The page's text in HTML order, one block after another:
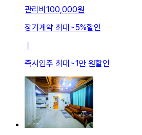
관리비 100,000원
장기계약 최대~5%할인
ㅣ
즉시입주 최대~1만 원할인